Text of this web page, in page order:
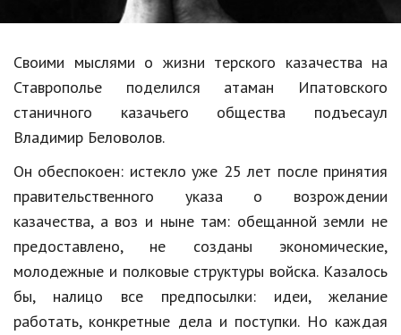
Знаменитости
Статьи
Обзоры
Рецепты
Красота и здоровье
Hi-Tech. Интернет
Авто, мото
Своими мыслями о жизни терского казачества на
Ставрополье поделился атаман Ипатовского
станичного казачьего общества подъесаул
Владимир Беловолов.
Он обеспокоен: истекло уже 25 лет после принятия
правительственного указа о возрождении
казачества, а воз и ныне там: обещанной земли не
предоставлено, не созданы экономические,
молодежные и полковые структуры войска. Казалось
бы, налицо все предпосылки: идеи, желание
работать, конкретные дела и поступки. Но каждая